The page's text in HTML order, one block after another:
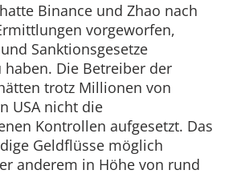
Binance und Zhao nach
vorgeworfen,
Sanktionsgesetze
haben. Die Betreiber der
trotz Millionen von
USA nicht die
Kontrollen aufgesetzt. Das
Geldflüsse möglich
anderem in Höhe von rund